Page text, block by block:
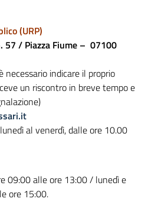
(URP)
57 / Piazza Fiume – 07100
necessario indicare il proprio
un riscontro in breve tempo e
al venerdì, dalle ore 10.00
09:00 alle ore 13:00 / lunedì e
ore 15:00.